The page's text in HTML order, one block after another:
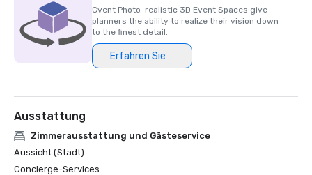
Cvent Photo-realistic 3D Event Spaces give
planners the ability to realize their vision down
to the finest detail.
Erfahren Sie mehr
Ausstattung
Zimmerausstattung und Gästeservice
Aussicht (Stadt)
Concierge-Services